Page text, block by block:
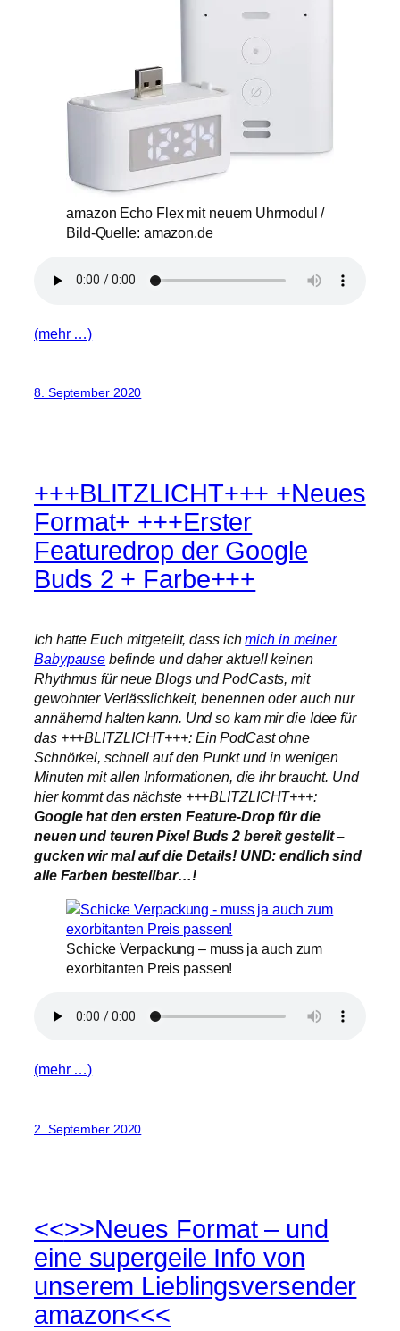
amazon Echo Flex mit neuem Uhrmodul /
Bild-Quelle: amazon.de
(mehr …)
8. September 2020
+++BLITZLICHT+++ +Neues
Format+ +++Erster
Featuredrop der Google
Buds 2 + Farbe+++
Ich hatte Euch mitgeteilt, dass ichmich in meiner
Babypause befinde und daher aktuell keinen
Rhythmus für neue Blogs und PodCasts, mit
gewohnter Verlässlichkeit, benennen oder auch nur
annähernd halten kann. Und so kam mir die Idee für
das +++BLITZLICHT+++: Ein PodCast ohne
Schnörkel, schnell auf den Punkt und in wenigen
Minuten mit allen Informationen, die ihr braucht. Und
hier kommt das nächste +++BLITZLICHT+++:
Google hat den ersten Feature-Drop für die
neuen und teuren Pixel Buds 2 bereit gestellt –
gucken wir mal auf die Details! UND: endlich sind
alle Farben bestellbar…!
Schicke Verpackung – muss ja auch zum
exorbitanten Preis passen!
(mehr …)
2. September 2020
<<>>Neues Format – und
eine supergeile Info von
unserem Lieblingsversender
amazon<<<